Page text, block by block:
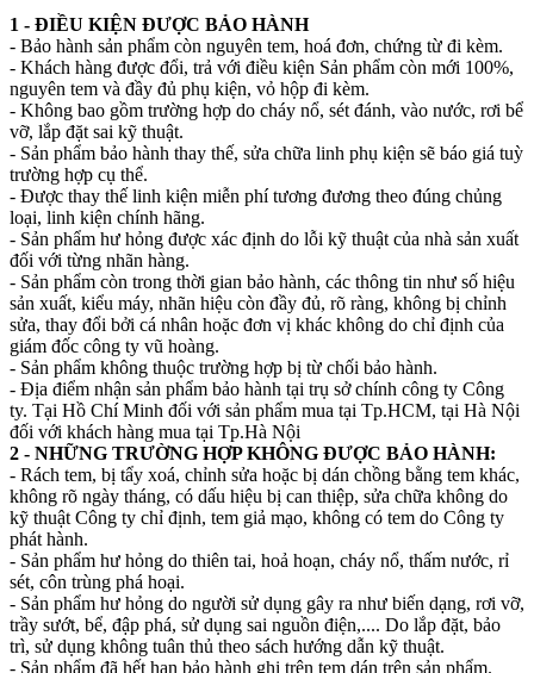
1 - ĐIỀU KIỆN ĐƯỢC BẢO HÀNH
- Bảo hành sản phẩm còn nguyên tem, hoá đơn, chứng từ đi kèm.
- Khách hàng được đổi, trả với điều kiện Sản phẩm còn mới 100%,
nguyên tem và đầy đủ phụ kiện, vỏ hộp đi kèm.
- Không bao gồm trường hợp do cháy nổ, sét đánh, vào nước, rơi bể
vỡ, lắp đặt sai kỹ thuật.
- Sản phẩm bảo hành thay thế, sửa chữa linh phụ kiện sẽ báo giá tuỳ
trường hợp cụ thể.
- Được thay thế linh kiện miễn phí tương đương theo đúng chủng
loại, linh kiện chính hãng.
- Sản phẩm hư hỏng được xác định do lỗi kỹ thuật của nhà sản xuất
đối với từng nhãn hàng.
- Sản phẩm còn trong thời gian bảo hành, các thông tin như số hiệu
sản xuất, kiểu máy, nhãn hiệu còn đầy đủ, rõ ràng, không bị chỉnh
sửa, thay đổi bởi cá nhân hoặc đơn vị khác không do chỉ định của
giám đốc công ty vũ hoàng.
- Sản phẩm không thuộc trường hợp bị từ chối bảo hành.
- Địa điểm nhận sản phẩm bảo hành tại trụ sở chính công ty Công
ty. Tại Hồ Chí Minh đối với sản phẩm mua tại Tp.HCM, tại Hà Nội
đối với khách hàng mua tại Tp.Hà Nội
2 - NHỮNG TRƯỜNG HỢP KHÔNG ĐƯỢC BẢO HÀNH:
- Rách tem, bị tẩy xoá, chỉnh sửa hoặc bị dán chồng bằng tem khác,
không rõ ngày tháng, có dấu hiệu bị can thiệp, sửa chữa không do
kỹ thuật Công ty chỉ định, tem giả mạo, không có tem do Công ty
phát hành.
- Sản phẩm hư hỏng do thiên tai, hoả hoạn, cháy nổ, thấm nước, rỉ
sét, côn trùng phá hoại.
- Sản phẩm hư hỏng do người sử dụng gây ra như biến dạng, rơi vỡ,
trầy sướt, bể, đập phá, sử dụng sai nguồn điện,.... Do lắp đặt, bảo
trì, sử dụng không tuân thủ theo sách hướng dẫn kỹ thuật.
- Sản phẩm đã hết hạn bảo hành ghi trên tem dán trên sản phẩm.